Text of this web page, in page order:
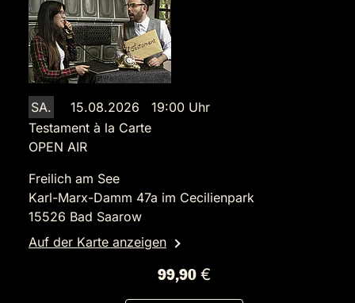
SA.
15.08.2026 19:00 Uhr
Testament à la Carte
OPEN AIR
Freilich am See
Karl-Marx-Damm 47a im Cecilienpark
15526 Bad Saarow
Auf der Karte anzeigen
99,90 €